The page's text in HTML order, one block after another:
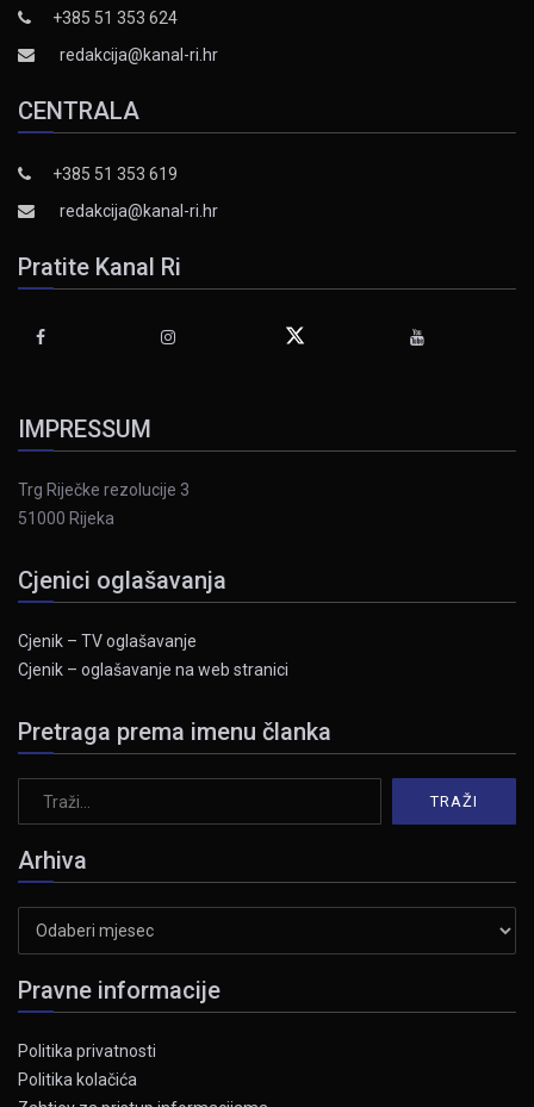
+385 51 353 624
redakcija@kanal-ri.hr
CENTRALA
+385 51 353 619
redakcija@kanal-ri.hr
Pratite Kanal Ri
IMPRESSUM
Trg Riječke rezolucije 3
51000 Rijeka
Cjenici oglašavanja
Cjenik – TV oglašavanje
Cjenik – oglašavanje na web stranici
Pretraga prema imenu članka
Arhiva
Pravne informacije
Politika privatnosti
Politika kolačića